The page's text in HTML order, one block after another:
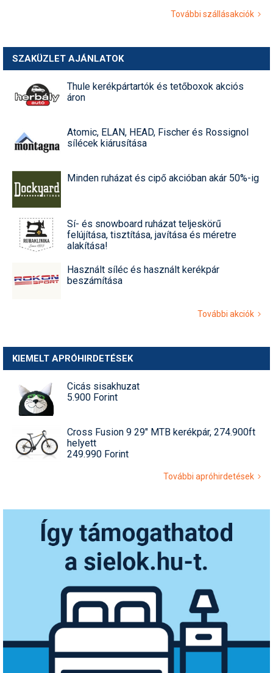
További szállásakciók
SZAKÜZLET AJÁNLATOK
Thule kerékpártartók és tetőboxok akciós
áron
Atomic, ELAN, HEAD, Fischer és Rossignol
sílécek kiárusítása
Minden ruházat és cipő akcióban akár 50%-ig
Sí- és snowboard ruházat teljeskörű
felújítása, tisztítása, javítása és méretre
alakítása!
Használt síléc és használt kerékpár
beszámítása
További akciók
KIEMELT APRÓHIRDETÉSEK
Cicás sisakhuzat
5.900 Forint
Cross Fusion 9 29" MTB kerékpár, 274.900ft
helyett
249.990 Forint
További apróhirdetések